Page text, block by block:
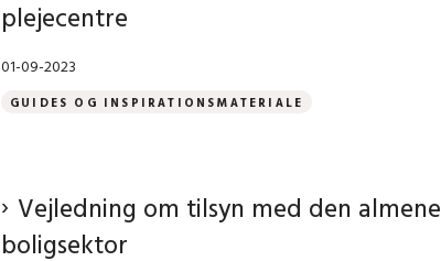
plejecentre
01-09-2023
GUIDES OG INSPIRATIONSMATERIALE
Vejledning om tilsyn med den almene
boligsektor